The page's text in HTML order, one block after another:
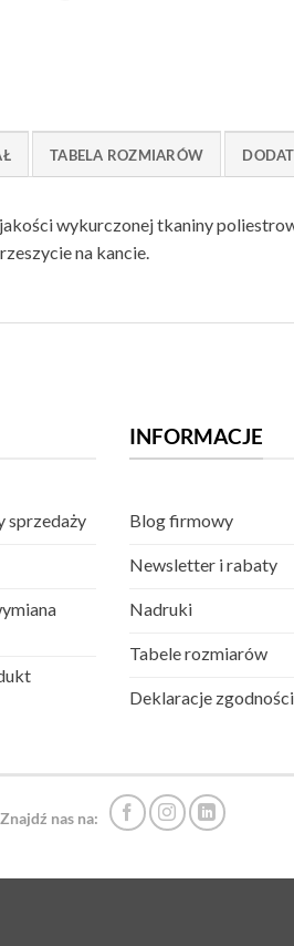
TABELA ROZMIARÓW
wykurczonej tkaniny
na kancie.
sprzedaży
INFORMACJE
Blog firmowy
Newsletter i rabaty
Nadruki
Tabele rozmiarów
Deklaracje zgodności
Znajdź nas na: